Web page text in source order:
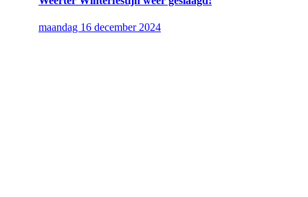
maandag 16 december 2024